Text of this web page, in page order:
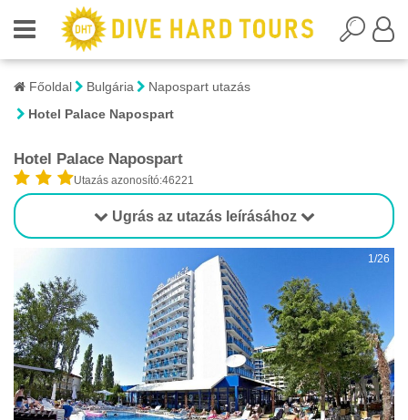
Főoldal Bulgária
Napospart utazás
Hotel Palace Napospart
Hotel Palace Napospart
Utazás azonosító:46221
Ugrás az utazás leírásához
1/26